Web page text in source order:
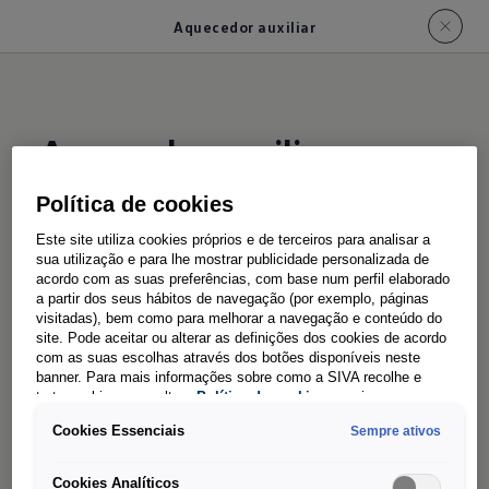
Aquecedor auxiliar
Aquecedor auxiliar
Pré-aquecer através do
telecomando por
radiofrequência
O aquecedor auxiliar opcional é particularmente
útil para as pessoas que partem cedo todas as
manhãs. Utilizando o telecomando por
Política de cookies
Este site utiliza cookies próprios e de terceiros para analisar a
sua utilização e para lhe mostrar publicidade personalizada de
acordo com as suas preferências, com base num perfil elaborado
a partir dos seus hábitos de navegação (por exemplo, páginas
visitadas), bem como para melhorar a navegação e conteúdo do
site. Pode aceitar ou alterar as definições dos cookies de acordo
com as suas escolhas através dos botões disponíveis neste
banner. Para mais informações sobre como a SIVA recolhe e
trata cookies, consulte aPolítica de cookies em vigor.
Cookies Essenciais Sempre ativos
Cookies Analíticos